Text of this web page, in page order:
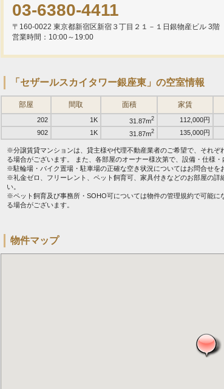
03-6380-4411
〒160-0022 東京都新宿区新宿３丁目２１－１日銀物産ビル 3階
営業時間：10:00～19:00
「セザールスカイタワー銀座東」の空室情報
部屋 間取 面積 家賃
202 1K 31.87m2 112,000円
902
1K 31.87m2 135,000円
※分譲賃貸マンションは、貸主様や代理不動産業者のご希望で、それ
る場合がございます。 また、各部屋のオーナー様次第で、設備・仕様
※駐輪場・バイク置場・駐車場の正確な空き状況についてはお問合せを
※礼金ゼロ、フリーレント、ペット飼育可、家具付きなどのお部屋の詳
い。
※ペット飼育及び事務所・SOHO可については物件の管理規約で可能
る場合がございます。
物件マップ